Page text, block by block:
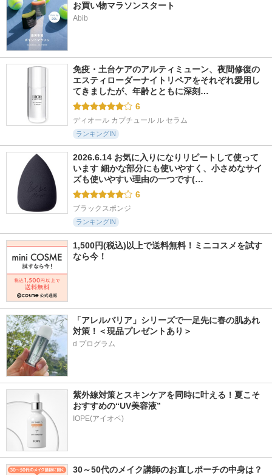
お買い物マラソンスタート
Abib
免疫・土台ケアのアルティミューン、夜間修復の
エスティローダーナイトリペアをそれぞれ愛用し
てきましたが、年齢とともに深刻…
6
ディオール カプチュール ル セラム
ランキングIN
2026.6.14 お気に入りになりリピートして使って
います 細かな部分にも使いやすく、小さめなサイ
ズも使いやすい理由の一つです(…
6
ブラックスポンジ
ランキングIN
1,500円(税込)以上で送料無料！ミニコスメを試す
なら今！
「アレルバリア」シリーズで一足先に春の肌あれ
対策！＜現品プレゼントあり＞
d プログラム
紫外線対策とスキンケアを同時に叶える！夏こそ
おすすめの“UV美容液”
IOPE(アイオペ)
30～50代のメイク講師のお直しポーチの中身は？